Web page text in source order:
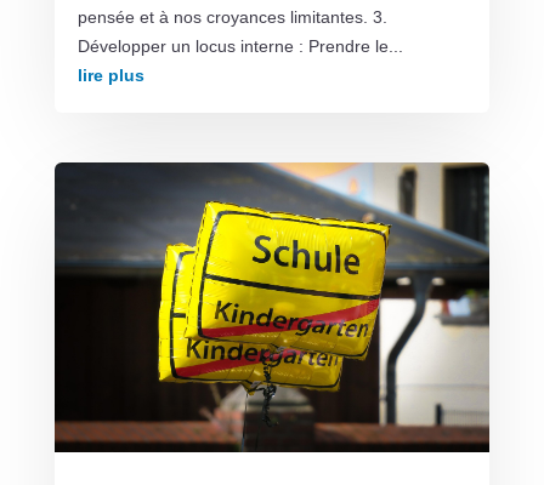
pensée et à nos croyances limitantes. 3.
Développer un locus interne : Prendre le...
lire plus